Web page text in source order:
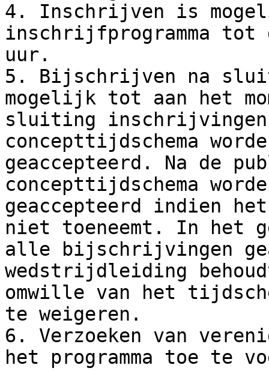
4. Inschrijven is
inschrijfprogramma tot
uur.
5. Bijschrijven na
mogelijk tot aan het
sluiting
concepttijdschema
geaccepteerd. Na de
concepttijdschema
geaccepteerd indien
niet toeneemt. In het
alle bijschrijvingen
wedstrijdleiding
omwille van het
te weigeren.
6. Verzoeken van
het programma toe te